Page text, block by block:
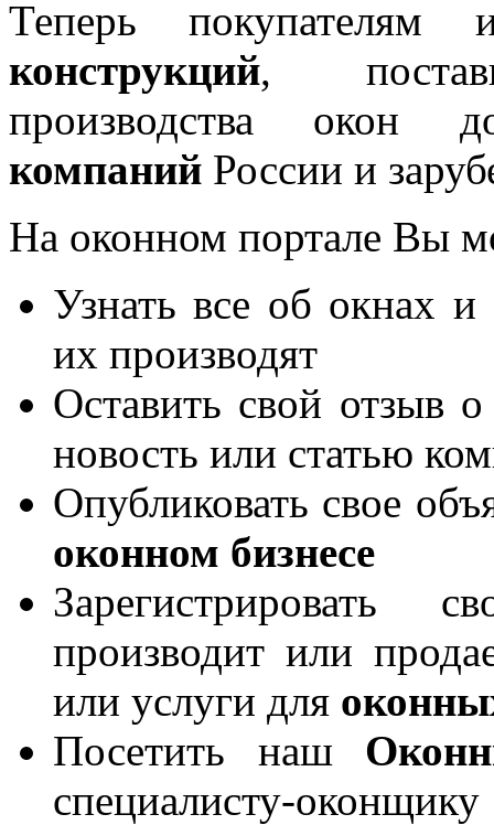
Теперь покупателям
конструкций,
производства окон
компаний России и
На оконном портале Вы
Узнать все об окнах и
их производят
Оставить свой отзыв
новость или статью
Опубликовать свое
оконном бизнесе
производит или
или услуги для
Посетить наш
специалисту-оконщику